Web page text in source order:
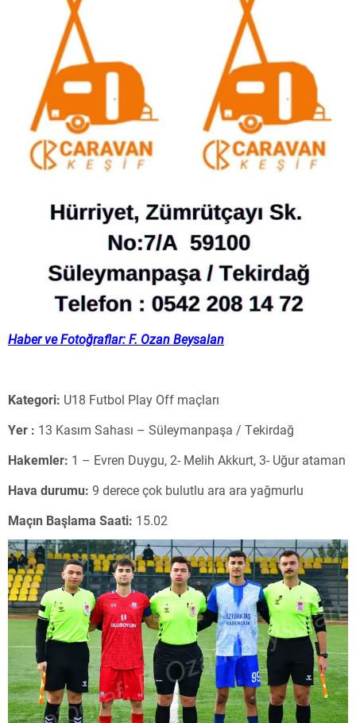
Haber ve Fotoğraflar: F. Ozan Beysalan
Kategori: U18 Futbol Play Off maçları
Yer : 13 Kasım Sahası – Süleymanpaşa / Tekirdağ
Hakemler: 1 – Evren Duygu, 2- Melih Akkurt, 3- Uğur ataman
Hava durumu: 9 derece çok bulutlu ara ara yağmurlu
Maçın Başlama Saati: 15.02